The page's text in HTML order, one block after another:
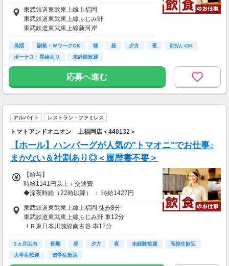
※22時以降の時給は深夜手当を含みます。
※採用状況により条件が異なる場合がございま
す、
詳細はお気軽にお問い合わせください。
▽時給は下記時間・条件にそって支給します
■09：00～22：00‥時給1141円
■17：00～ラスト(締め作業)まで契約の方
・22：00まで‥時給1170円
・22：00以降‥時給1463円
■高校生‥時給1141円（22時までの勤務）
■研修時間（50h）‥時給1141円
【給与支払】
月1回
★前給制度あり(稼働分/規定有)★
なし
◆車通勤可（応相談）
東武鉄道東武東上線上福岡
東武鉄道東武東上線ふじみ野
東武鉄道東武東上線新河岸
東武鉄道東武東上線鶴瀬
東武鉄道東武東上線みずほ台
長期 副業・ＷワークOK 朝 昼 夕方 夜
前払いOK
ボーナス・昇給あり
未経験歓迎
応募へ進む
アルバイト レストラン・ファミレス
トマトアンドオニオン 上福岡店＜440132＞
【ホール】ハンバーグが人気の"トマオニ"でお仕事♪
まかない＆社割あり◎＜履歴書不要＞
【給与】
時給1141円以上＋交通費
◆深夜時給（22時以降） ： 時給1427円
※研修中も給与の変動なし
≪時間帯・曜日により時給がアップ！≫
★【土日祝】 時給＋50円
【給与支払】
月1回
東武鉄道東武東上線上福岡 徒歩8分
東武鉄道東武東上線ふじみ野 車12分
ＪＲ東日本川越線南古谷 車12分
東武鉄道東武東上線新河岸 車13分
東武鉄道東武東上線鶴瀬 車17分
3ヵ月以内 長期 昼 夕方 夜 未経験歓迎
高校生歓迎
大学生歓迎
留学生歓迎